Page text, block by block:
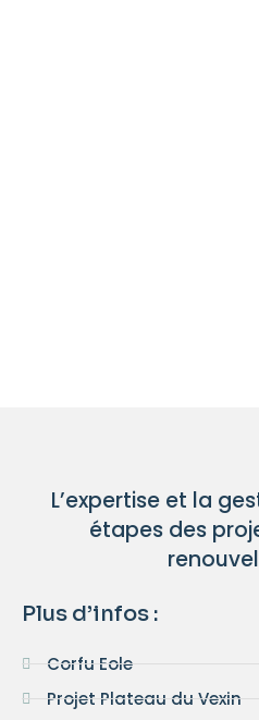
L’expertise et la
étapes des
Plus d’infos :
Corfu Eole
Projet Plateau du Vexin